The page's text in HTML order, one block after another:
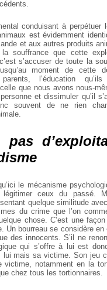
conduisant à perpétuer
estévidemment
et aux autres produits
souffrance que cette
s’accuser de toute la
moment de cette
l’éducation qu’ils
que nous avons nous-
personne et dissimuler qu’il
souvent de ne rien
le mécanisme
ceux du passé.
quelque similitude
du crime que l’on
chose. C’est unefaçon
Un bourreau se considère
des innocents. S’il ne
qui s’offre à lui est
lui mais sa victime. Son jeu
victime, notamment en la
chez tous les tortionnaires.